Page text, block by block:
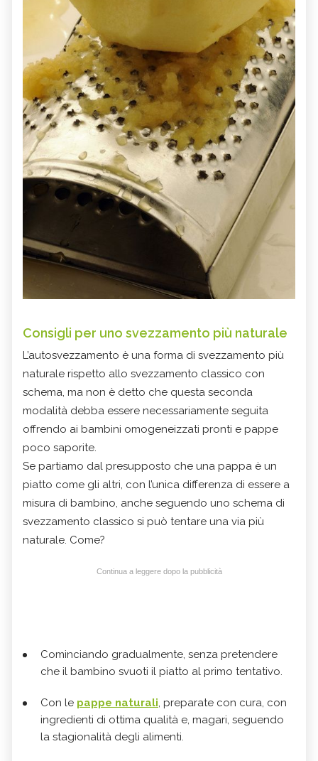
Consigli per uno svezzamento più naturale
L’autosvezzamento è una forma di svezzamento più
naturale rispetto allo svezzamento classico con
schema, ma non è detto che questa seconda
modalità debba essere necessariamente seguita
offrendo ai bambini omogeneizzati pronti e pappe
poco saporite.
Se partiamo dal presupposto che una pappa è un
piatto come gli altri, con l’unica differenza di essere a
misura di bambino, anche seguendo uno schema di
svezzamento classico si può tentare una via più
naturale. Come?
Continua a leggere dopo la pubblicità
Cominciando gradualmente, senza pretendere
che il bambino svuoti il piatto al primo tentativo.
Con le pappe naturali, preparate con cura, con
ingredienti di ottima qualità e, magari, seguendo
la stagionalità degli alimenti.